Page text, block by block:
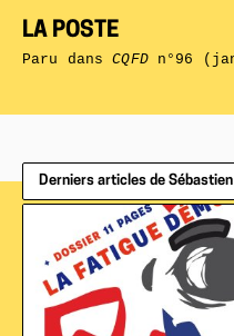
LA POSTE
Paru dansCQFDn°96
Derniers articles de